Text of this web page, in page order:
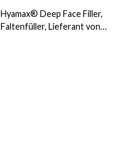
Hyamax® Deep Face Filler,
Faltenfüller, Lieferant von